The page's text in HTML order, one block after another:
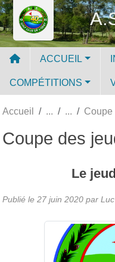
ACCUEIL
COMPÉTITIONS
Accueil Coupe
Coupe des
Le
Publié le 27 juin 2020 par
Panneau de gestion des